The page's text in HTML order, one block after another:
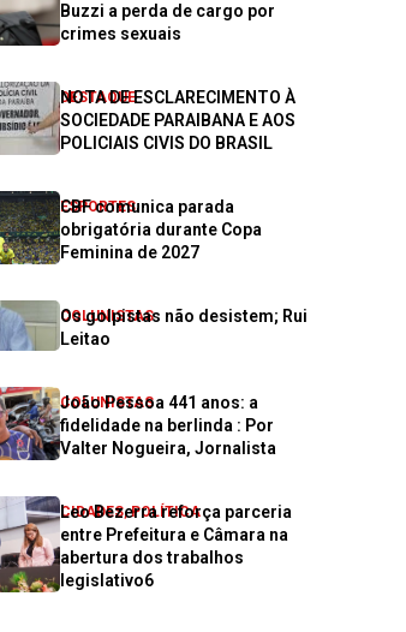
Buzzi a perda de cargo por
crimes sexuais
DESTAQUE
NOTA DE ESCLARECIMENTO À
SOCIEDADE PARAIBANA E AOS
POLICIAIS CIVIS DO BRASIL
ESPORTES
CBF comunica parada
obrigatória durante Copa
Feminina de 2027
COLUNISTAS
Os golpistas não desistem; Rui
Leitao
COLUNISTAS
João Pessoa 441 anos: a
fidelidade na berlinda : Por
Valter Nogueira, Jornalista
CIDADES,POLÍTICA
Leo Bezerra reforça parceria
entre Prefeitura e Câmara na
abertura dos trabalhos
legislativo6